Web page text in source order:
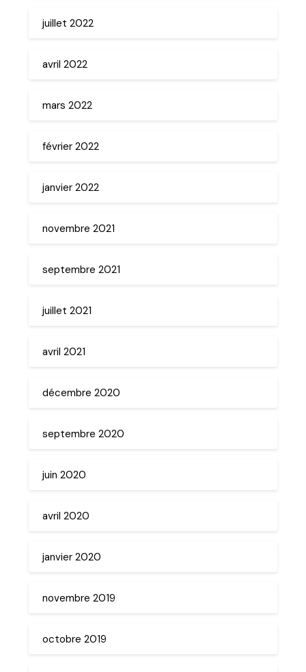
juillet 2022
avril 2022
mars 2022
février 2022
janvier 2022
novembre 2021
septembre 2021
juillet 2021
avril 2021
décembre 2020
septembre 2020
juin 2020
avril 2020
janvier 2020
novembre 2019
octobre 2019